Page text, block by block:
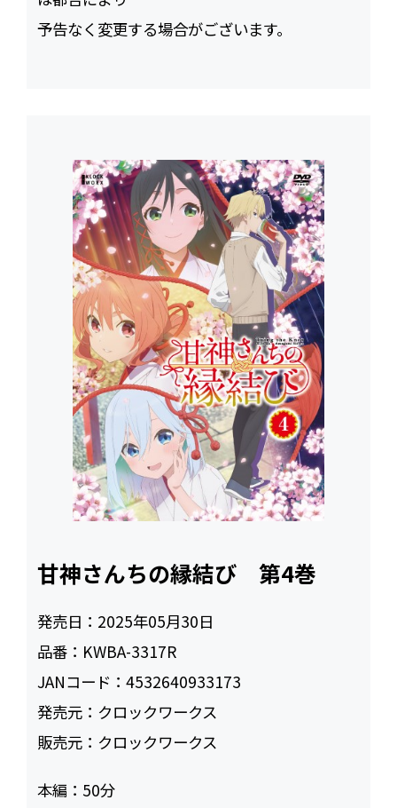
予告なく変更する場合がございます。
甘神さんちの縁結び 第4巻
発売日： 2025年05月30日
品番： KWBA-3317R
JANコード：4532640933173
発売元： クロックワークス
販売元： クロックワークス
本編： 50